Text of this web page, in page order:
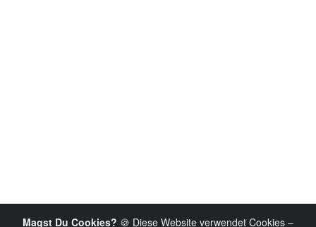
Magst Du Cookies? 🍪 Diese Website verwendet Cookies –